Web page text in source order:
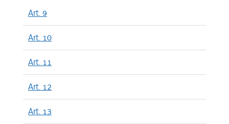
Art. 9
Art. 10
Art. 11
Art. 12
Art. 13